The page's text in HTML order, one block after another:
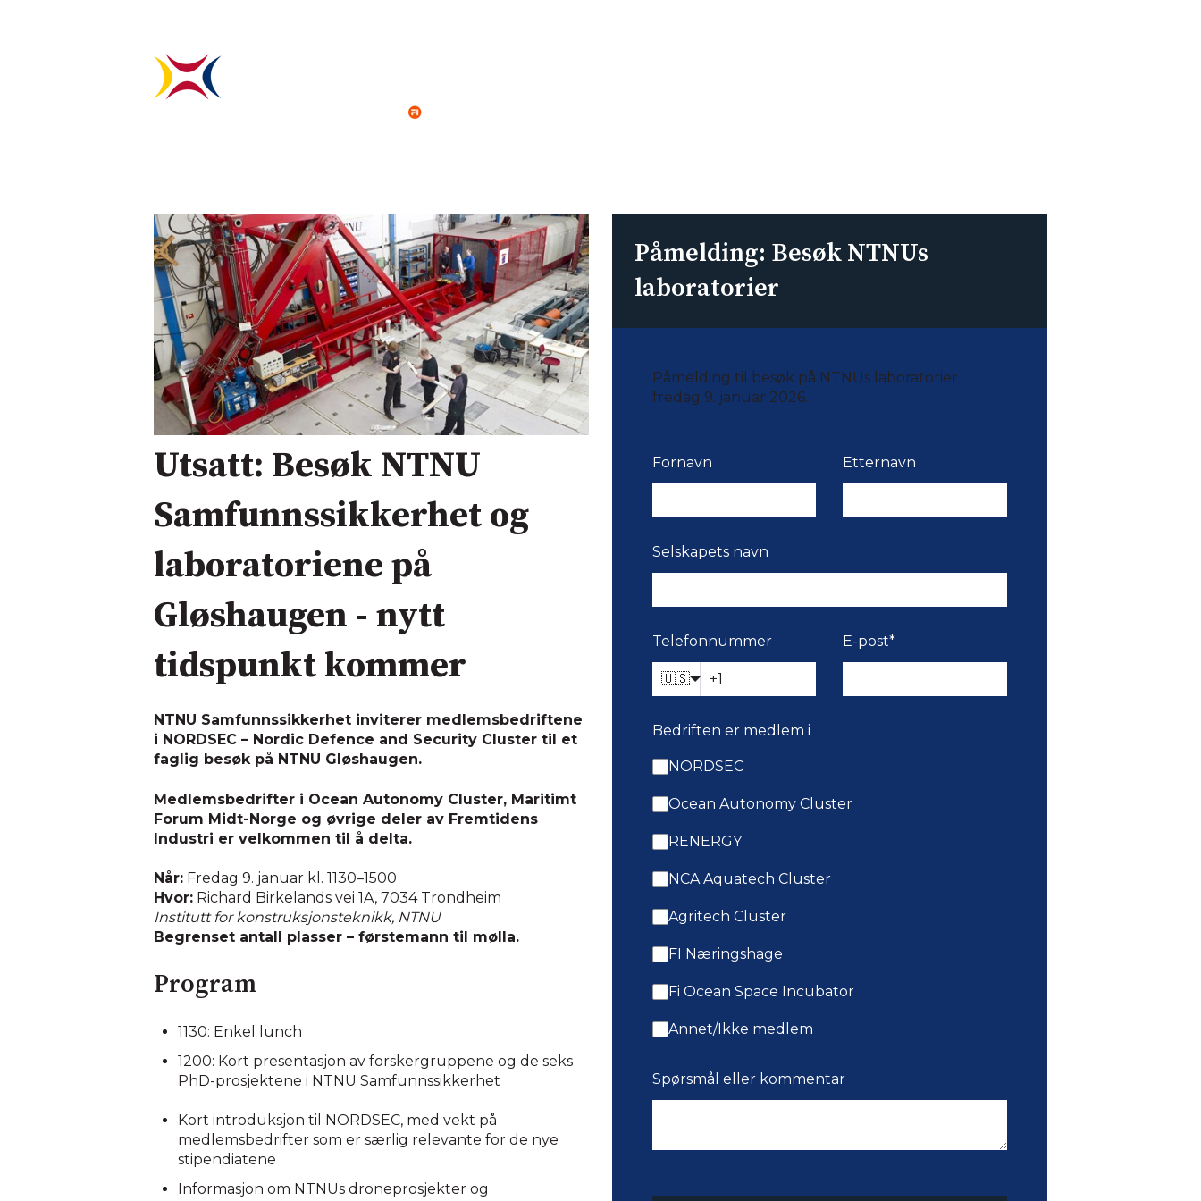
Utsatt: Besøk NTNU
Samfunnssikkerhet og
laboratoriene på
Gløshaugen - nytt
tidspunkt kommer
NTNU Samfunnssikkerhet inviterer medlemsbedriftene
i NORDSEC – Nordic Defence and Security Cluster til et
faglig besøk på NTNU Gløshaugen.
Medlemsbedrifter i Ocean Autonomy Cluster, Maritimt
Forum Midt-Norge og øvrige deler av Fremtidens
Industri er velkommen til å delta.
Når: Fredag 9. januar kl. 1130–1500
Hvor: Richard Birkelands vei 1A, 7034 Trondheim
Institutt for konstruksjonsteknikk, NTNU
Begrenset antall plasser – førstemann til mølla.
Program
1130: Enkel lunch
1200: Kort presentasjon av forskergruppene og de seks
PhD-prosjektene i NTNU Samfunnssikkerhet
Kort introduksjon til NORDSEC, med vekt på
medlemsbedrifter som er særlig relevante for de nye
stipendiatene
Informasjon om NTNUs droneprosjekter og
Påmelding: Besøk NTNUs
laboratorier
Påmelding til besøk på NTNUs laboratorier
fredag 9. januar 2026.
Fornavn Etternavn
Selskapets navn
Telefonnummer
🇺🇸
E-post*
Bedriften er medlem i
NORDSEC
Ocean Autonomy Cluster
RENERGY
NCA Aquatech Cluster
Agritech Cluster
FI Næringshage
Fi Ocean Space Incubator
Annet/Ikke medlem
Spørsmål eller kommentar